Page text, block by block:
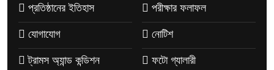
প্রতিষ্ঠানের ইতিহাস
যোগাযোগ
ট্রামস অ্যান্ড কন্ডিশন
পরীক্ষার ফলাফল
নোটিশ
ফটো গ্যালারী